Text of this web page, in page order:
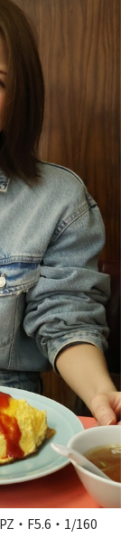
・F5.6・1/160